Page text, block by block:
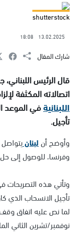
shutterstock
13.02.2025
18:08
شارك المقال
قال الرئيس
اتصالاته المكثفة
اللبنانية
تأجيل.
وأوضح أنلبنان
وفرنسا، للوصول إلى
وتأتي هذه التصريحات
نوفمبر/تشرين الثاني